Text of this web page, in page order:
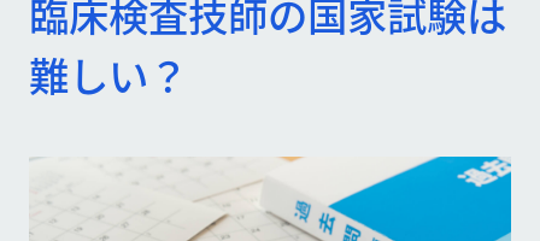
臨床検査技師の国家試験は
難しい？